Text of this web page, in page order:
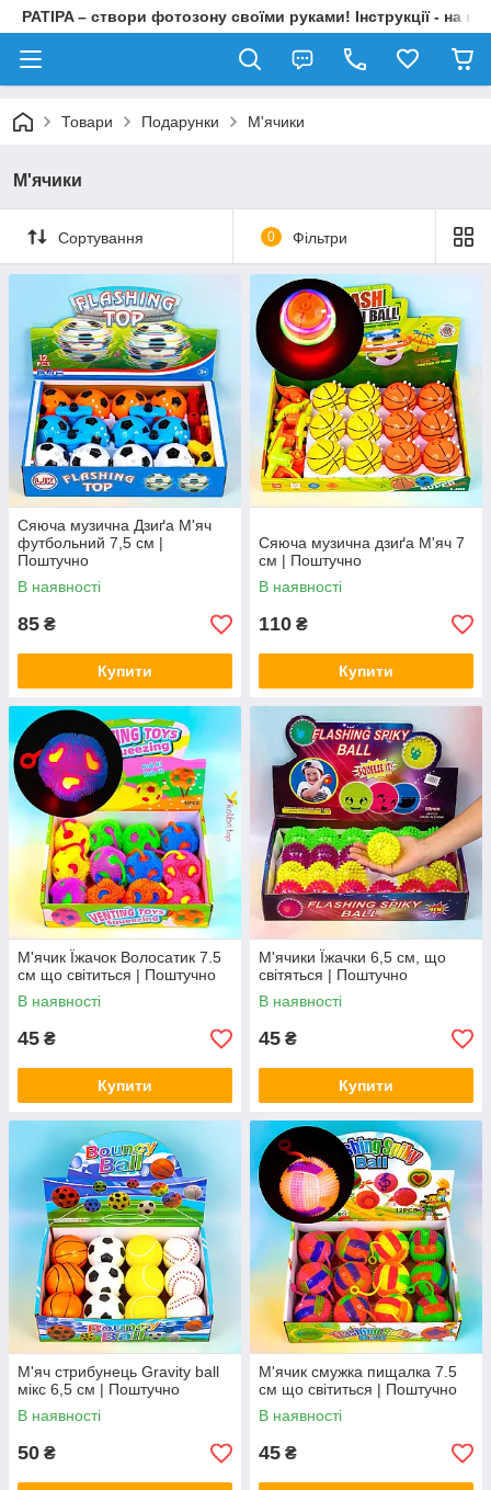
PATIPA – створи фотозону своїми руками! Інструкції - на
Товари Подарунки М'ячики
М'ячики
Сортування 0 Фільтри
Сяюча музична Дзиґа М'яч
футбольний 7,5 см |
Поштучно
В наявності
85 ₴
Купити
Сяюча музична дзиґа М'яч 7
см | Поштучно
В наявності
110 ₴
Купити
М'ячик Їжачок Волосатик 7.5
см що світиться | Поштучно
В наявності
45 ₴
Купити
М'ячики Їжачки 6,5 см, що
світяться | Поштучно
В наявності
45 ₴
Купити
М'яч стрибунець Gravity ball
мікс 6,5 см | Поштучно
В наявності
50 ₴
М'ячик смужка пищалка 7.5
см що світиться | Поштучно
В наявності
45 ₴